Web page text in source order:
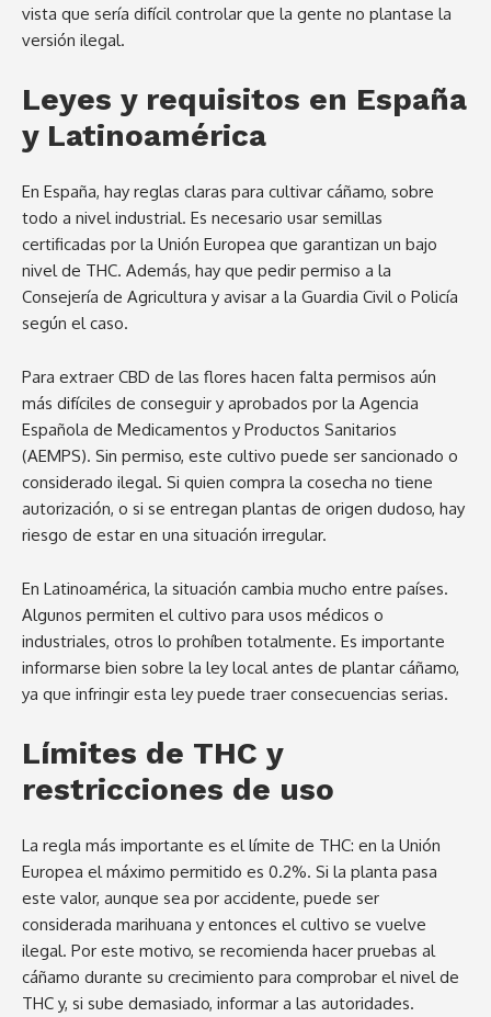
vista que sería difícil controlar que la gente no plantase la
versión ilegal.
Leyes y requisitos en España
y Latinoamérica
En España, hay reglas claras para cultivar cáñamo, sobre
todo a nivel industrial. Es necesario usar semillas
certificadas por la Unión Europea que garantizan un bajo
nivel de THC. Además, hay que pedir permiso a la
Consejería de Agricultura y avisar a la Guardia Civil o Policía
según el caso.
Para extraer CBD de las flores hacen falta permisos aún
más difíciles de conseguir y aprobados por la Agencia
Española de Medicamentos y Productos Sanitarios
(AEMPS). Sin permiso, este cultivo puede ser sancionado o
considerado ilegal. Si quien compra la cosecha no tiene
autorización, o si se entregan plantas de origen dudoso, hay
riesgo de estar en una situación irregular.
En Latinoamérica, la situación cambia mucho entre países.
Algunos permiten el cultivo para usos médicos o
industriales, otros lo prohíben totalmente. Es importante
informarse bien sobre la ley local antes de plantar cáñamo,
ya que infringir esta ley puede traer consecuencias serias.
Límites de THC y
restricciones de uso
La regla más importante es el límite de THC: en la Unión
Europea el máximo permitido es 0.2%. Si la planta pasa
este valor, aunque sea por accidente, puede ser
considerada marihuana y entonces el cultivo se vuelve
ilegal. Por este motivo, se recomienda hacer pruebas al
cáñamo durante su crecimiento para comprobar el nivel de
THC y, si sube demasiado, informar a las autoridades.